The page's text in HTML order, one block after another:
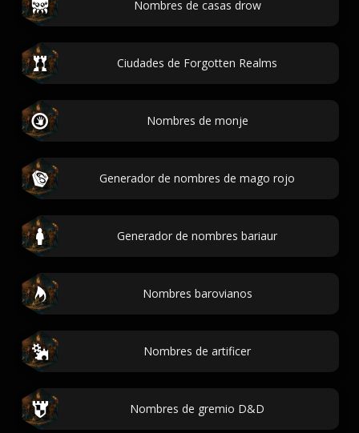
Nombres de casas drow
Ciudades de Forgotten Realms
Nombres de monje
Generador de nombres de mago rojo
Generador de nombres bariaur
Nombres barovianos
Nombres de artificer
Nombres de gremio D&D